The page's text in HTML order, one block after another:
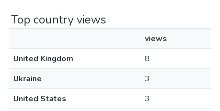
Top country views
views
United Kingdom
8
Ukraine
3
United States
3